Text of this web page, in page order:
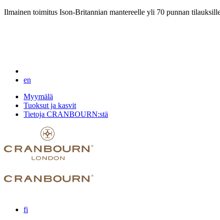
Ilmainen toimitus Ison-Britannian mantereelle yli 70 punnan
en
Myymälä
Tuoksut ja kasvit
Tietoja CRANBOURN:stä
fi